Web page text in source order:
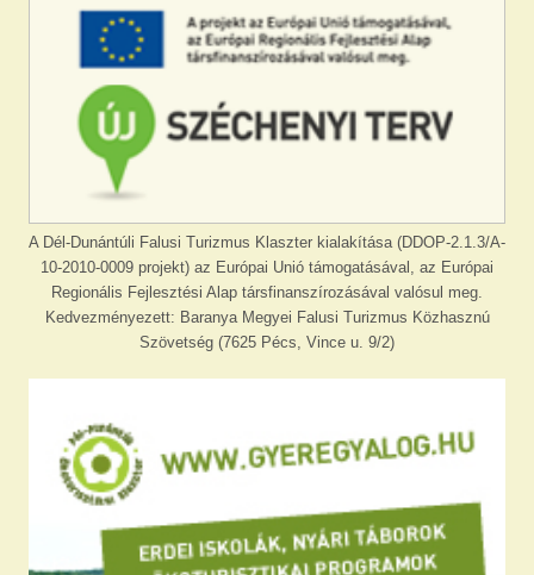
A Dél-Dunántúli Falusi Turizmus Klaszter kialakítása (DDOP-2.1.3/A-
10-2010-0009 projekt) az Európai Unió támogatásával, az Európai
Regionális Fejlesztési Alap társfinanszírozásával valósul meg.
Kedvezményezett: Baranya Megyei Falusi Turizmus Közhasznú
Szövetség (7625 Pécs, Vince u. 9/2)